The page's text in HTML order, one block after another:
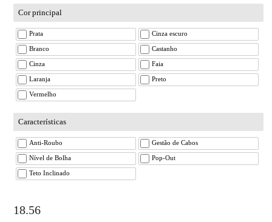
Cor principal
Prata Cinza escuro
Branco Castanho
Cinza Faia
Laranja Preto
Vermelho
Características
Anti-Roubo Gestão de Cabos
Nível de Bolha Pop-Out
Teto Inclinado
18.56